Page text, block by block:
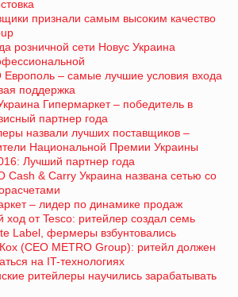
признали самым высоким качество
розничной сети Новус Украина
– самые лучшие условия входа
поддержка
Гипермаркет – победитель в
партнер года
назвали лучших поставщиков –
Национальной Премии Украины
Лучший партнер года
Cash & Carry Украина названа сетью со
– лидер по динамике продаж
ход от Tesco: ритейлер создал семь
Label, фермеры взбунтовались
(CEO METRO Group): ритейл должен
на IT-технологиях
ритейлеры научились зарабатывать